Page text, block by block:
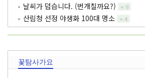
날씨가 덥습니다. (번개칠까요?)
+ 9
산림청 선정 야생화 100대 명소
+ 4
꽃탐사가요